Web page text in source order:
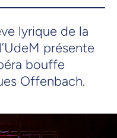
lyrique de la
présente
bouffe
Offenbach.